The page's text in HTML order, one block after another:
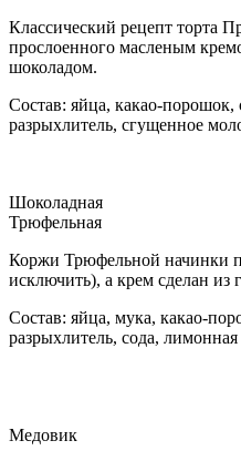
Классический рецепт торта
прослоенного масленым
шоколадом.
Состав: яйца, какао-порошок,
разрыхлитель, сгущенное
Шоколадная
Трюфельная
Коржи Трюфельной начинки
исключить), а крем сделан из
Состав: яйца, мука, какао-
разрыхлитель, сода, лимонная
Медовик